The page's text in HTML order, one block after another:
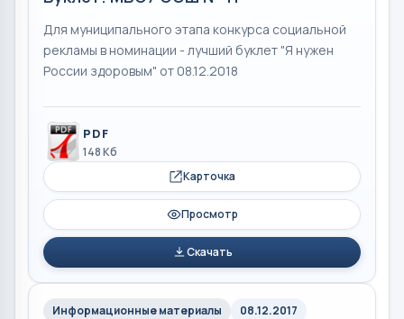
Для муниципального этапа конкурса социальной
рекламы в номинации - лучший буклет "Я нужен
России здоровым" от 08.12.2018
PDF
148 Кб
Карточка
Просмотр
Скачать
Информационные материалы 08.12.2017